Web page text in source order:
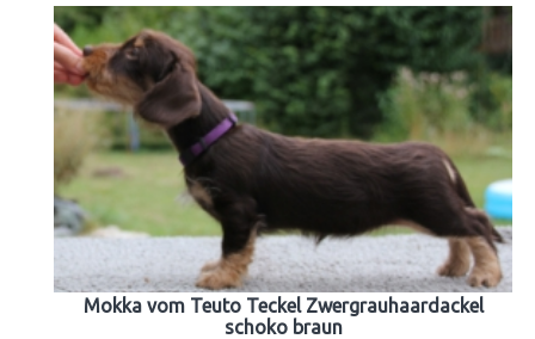
Mokka vom Teuto Teckel Zwergrauhaardackel
schoko braun